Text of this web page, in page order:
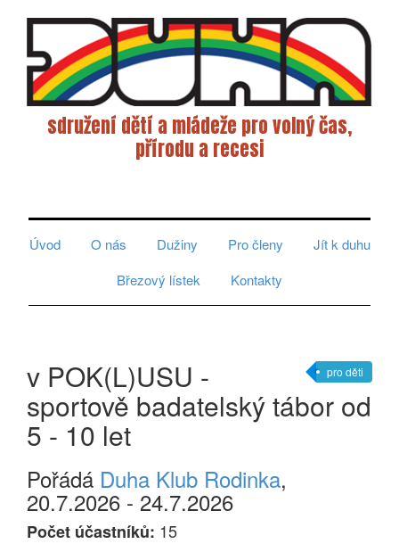
sdružení dětí a mládeže pro volný čas,
přírodu a recesi
Úvod
O nás Dužiny Pro členy
Jít k duhu
Březový lístek
Kontakty
pro děti
v POK(L)USU -
sportově badatelský tábor od
5 - 10 let
Pořádá Duha Klub Rodinka,
20.7.2026 - 24.7.2026
Počet účastníků: 15